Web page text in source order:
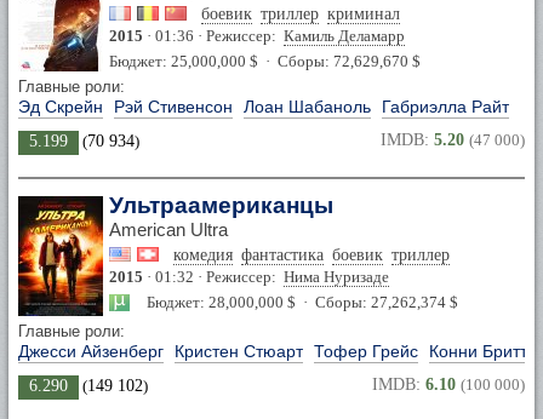
боевик триллер криминал
2015 · 01:36 · Режиссер: Камиль Деламарр
Бюджет: 25,000,000 $ · Сборы: 72,629,670 $
Главные роли:
Эд Скрейн Рэй Стивенсон Лоан Шабаноль Габриэлла Райт
5.199 (70 934) IMDB: 5.20 (47 000)
Ультраамериканцы
American Ultra
комедия фантастика боевик триллер
2015 · 01:32 · Режиссер: Нима Нуризаде
Бюджет: 28,000,000 $ · Сборы: 27,262,374 $
Главные роли:
Джесси Айзенберг Кристен Стюарт Тофер Грейс Конни
6.290 (149 102) IMDB: 6.10 (100 000)